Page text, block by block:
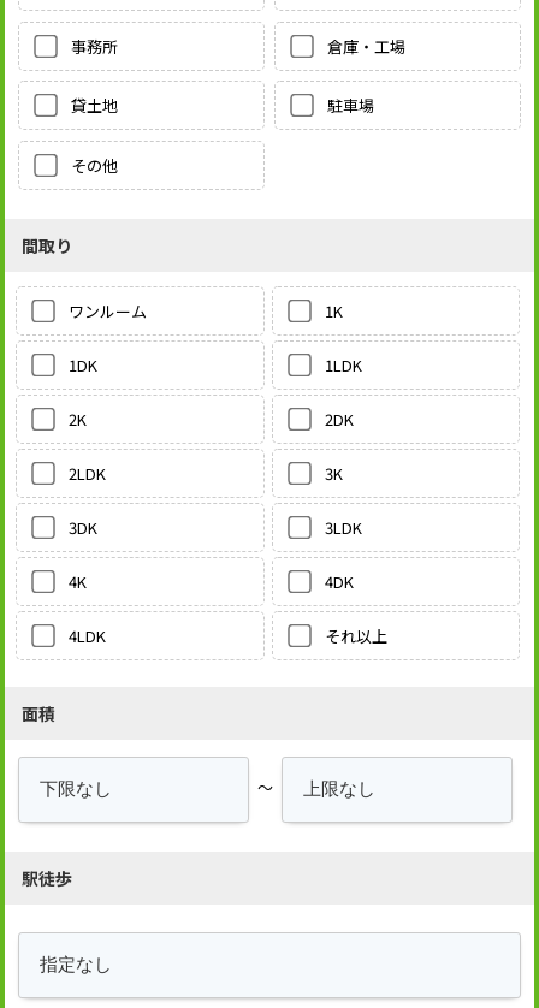
事務所 倉庫・工場
貸土地 駐車場
その他
間取り
ワンルーム 1K
1DK 1LDK
2K 2DK
2LDK 3K
3DK 3LDK
4K 4DK
4LDK それ以上
面積
～
駅徒歩